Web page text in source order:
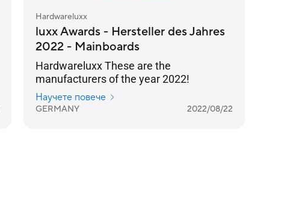
Hardwareluxx
luxx Awards - Hersteller des Jahres
2022 - Mainboards
Hardwareluxx These are the
manufacturers of the year 2022!
Научете повече
GERMANY 2022/08/22